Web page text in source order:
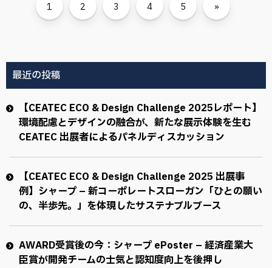
1 2 3 4 5 »
最近の投稿
【CEATEC ECO & Design Challenge 2025レポート】
環境配慮とデザインの融合が、新たな展示体験を生む
CEATEC 出展者によるパネルディスカッション
【CEATEC ECO & Design Challenge 2025 出展事
例】シャープ – 新コーポレートスローガン「ひとの願い
の、半歩先。」を体現したサステナブルブース
AWARD受賞後の今：シャープ ePoster – 経済産業大
臣賞が開発チームの士気と認知度向上を後押し